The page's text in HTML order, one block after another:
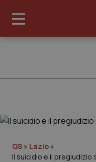
Cronache
QS » Lazio »
Il suicidio e il pregiudizio